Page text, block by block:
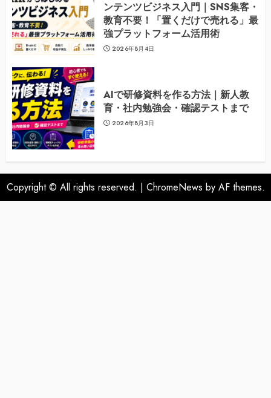
ンテンツビジネス入門｜SNS集客・
教育不要！「置くだけで売れる」最
強プラットフォーム活用術
2026年8月4日
AIで研修資料を作る方法｜新人教
育・社内勉強会・確認テストまで
2026年8月3日
Copyright © All rights reserved. | ChromeNews by AF themes.